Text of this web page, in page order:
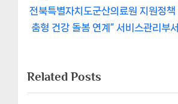
비
션
v
i
s
P
N
e
P
o
전북특별자치도군산의료원 지원정책
춤형 건강 돌봄 연계” 서비스관리부
Related Posts